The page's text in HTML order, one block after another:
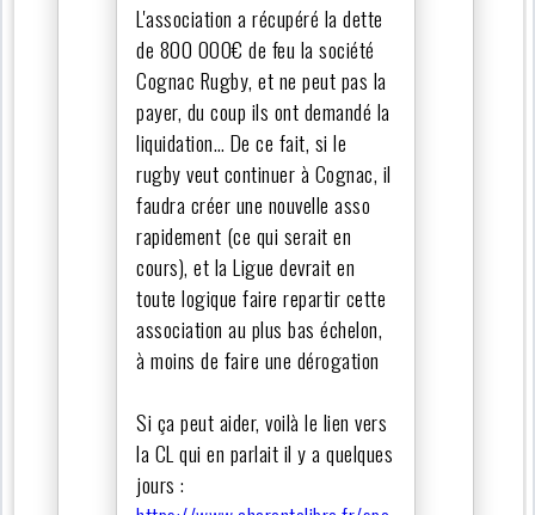
L'association a récupéré la dette
de 800 000€ de feu la société
Cognac Rugby, et ne peut pas la
payer, du coup ils ont demandé la
liquidation… De ce fait, si le
rugby veut continuer à Cognac, il
faudra créer une nouvelle asso
rapidement (ce qui serait en
cours), et la Ligue devrait en
toute logique faire repartir cette
association au plus bas échelon,
à moins de faire une dérogation
Si ça peut aider, voilà le lien vers
la CL qui en parlait il y a quelques
jours :